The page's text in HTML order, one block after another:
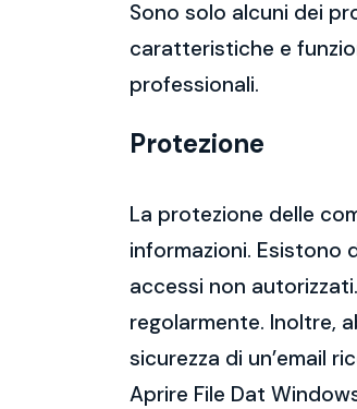
Sono solo alcuni dei
caratteristiche e
professionali.
Protezione
La protezione delle
informazioni. Esistono
accessi non
regolarmente. Inoltre,
sicurezza di un’email
Aprire File Dat